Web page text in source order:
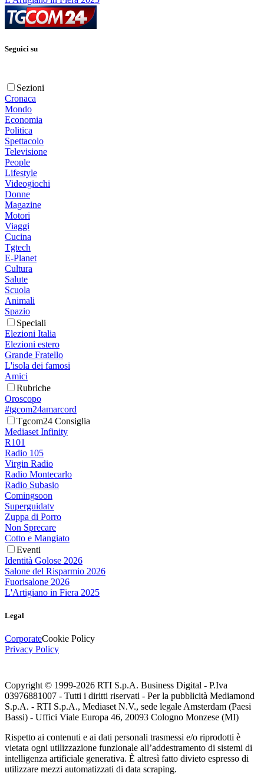
Seguici su
Sezioni
Cronaca
Mondo
Economia
Politica
Spettacolo
Televisione
People
Lifestyle
Videogiochi
Donne
Magazine
Motori
Viaggi
Cucina
Tgtech
E-Planet
Cultura
Salute
Scuola
Animali
Spazio
Speciali
Elezioni Italia
Elezioni estero
Grande Fratello
L'isola dei famosi
Amici
Rubriche
Oroscopo
#tgcom24amarcord
Tgcom24 Consiglia
Mediaset Infinity
R101
Radio 105
Virgin Radio
Radio Montecarlo
Radio Subasio
Comingsoon
Superguidatv
Zuppa di Porro
Non Sprecare
Cotto e Mangiato
Eventi
Identità Golose 2026
Salone del Risparmio 2026
Fuorisalone 2026
L'Artigiano in Fiera 2025
Legal
CorporateCookie Policy
Privacy Policy
Copyright © 1999-2026 RTI S.p.A. Business Digital - P.Iva
03976881007 - Tutti i diritti riservati - Per la pubblicità Mediamond
S.p.A. - RTI S.p.A., Mediaset N.V., sede legale Amsterdam (Paesi
Bassi) - Uffici Viale Europa 46, 20093 Cologno Monzese (MI)
Rispetto ai contenuti e ai dati personali trasmessi e/o riprodotti è
vietata ogni utilizzazione funzionale all’addestramento di sistemi di
intelligenza artificiale generativa. È altresì fatto divieto espresso di
utilizzare mezzi automatizzati di data scraping.